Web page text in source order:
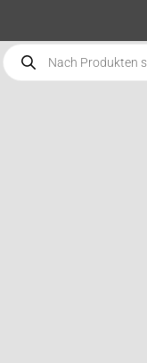
Products
search